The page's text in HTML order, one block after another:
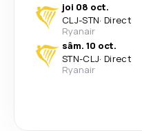
joi 08 oct.
CLJ-STN· Direct
Ryanair
sâm. 10 oct.
STN-CLJ· Direct
Ryanair